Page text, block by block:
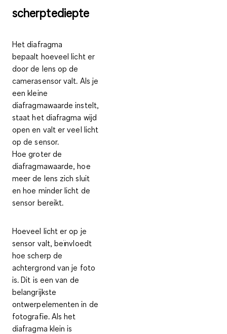
scherptediepte
Het diafragma
bepaalt hoeveel licht er
door de lens op de
camerasensor valt. Als je
eenkleine
diafragmawaarde instelt,
staat het diafragma wijd
open en valt er veel licht
op de sensor.
Hoegroter de
diafragmawaarde, hoe
meer de lens zich sluit
en hoe minder licht de
sensor bereikt.
Hoeveel licht er op je
sensor valt, beïnvloedt
hoe scherp de
achtergrond van je foto
is. Dit is een van de
belangrijkste
ontwerpelementen in de
fotografie. Als het
diafragma klein is